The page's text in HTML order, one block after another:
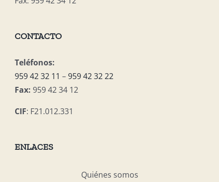
CONTACTO
Teléfonos:
959 42 32 11 –959 42 32 22
Fax: 959 42 34 12
CIF: F21.012.331
ENLACES
Quiénes somos